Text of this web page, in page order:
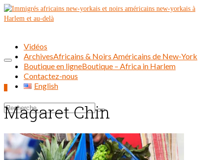
Rechercher :
Vidéos
ArchivesAfricains & Noirs Américains de New-York
Boutique en ligneBoutique – Africa in Harlem
Contactez-nous
English
Magaret Chin